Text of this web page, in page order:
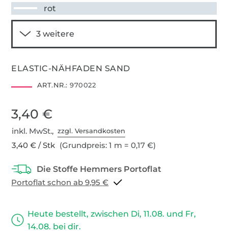
rot
ELASTIC-NÄHFADEN SAND
ART.NR.: 970022
3,40 €
inkl. MwSt.,zzgl. Versandkosten
3,40 € / Stk (Grundpreis: 1 m = 0,17 €)
Portoflat schon ab 9,95 €
Heute bestellt, zwischen Di, 11.08. und Fr,
14.08. bei dir.